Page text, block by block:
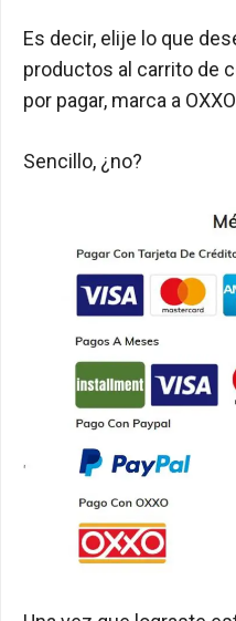
Es decir, elije lo que
productos al carrito de
por pagar, marca a
Sencillo, ¿no?